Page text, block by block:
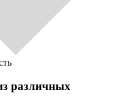
различных